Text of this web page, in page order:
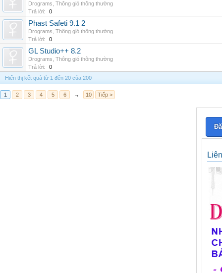
Drograms Thông gió thông thường
Trả lời:
0
Phast Safeti 9.1 2
Drograms Thông gió thông thường
Trả lời:
0
GL Studio++ 8.2
Drograms Thông gió thông thường
Trả lời:
0
Hiển thị kết quả từ 1 đến 20 của 200
1 2 3 4 5 6 → 10 Tiếp >